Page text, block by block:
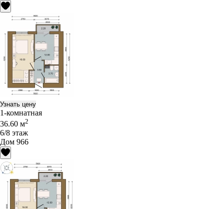
Узнать цену
1-комнатная
36.60 м2
6/8 этаж
Дом 966